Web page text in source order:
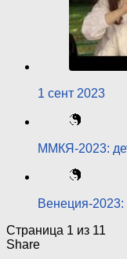
1 сент 2023
ММКЯ-2023:
Венеция-
Страница 1 из 11
Share